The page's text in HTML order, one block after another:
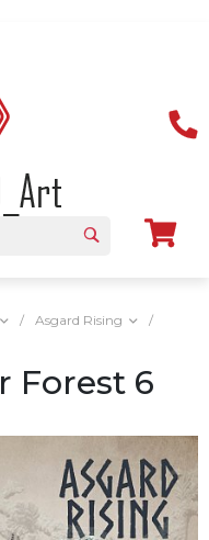
/ Asgard Rising
/
Forest 6